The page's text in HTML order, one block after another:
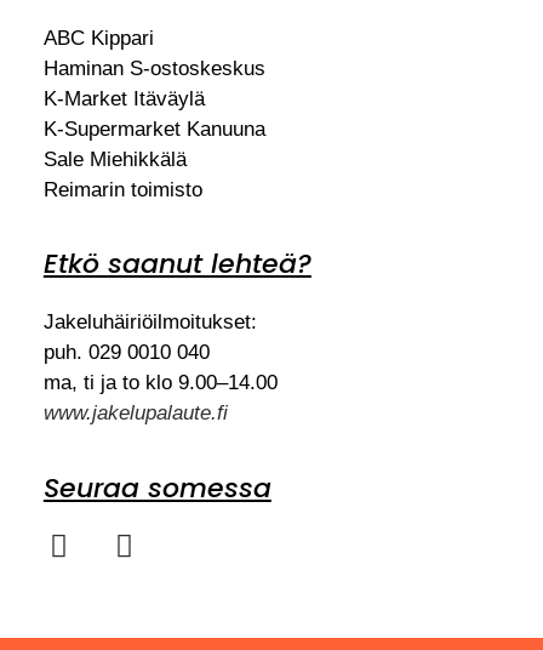
ABC Kippari
Haminan S-ostoskeskus
K-Market Itäväylä
K-Supermarket Kanuuna
Sale Miehikkälä
Reimarin toimisto
Etkö saanut lehteä?
Jakeluhäiriöilmoitukset:
puh. 029 0010 040
ma, ti ja to klo 9.00–14.00
www.jakelupalaute.fi
Seuraa somessa